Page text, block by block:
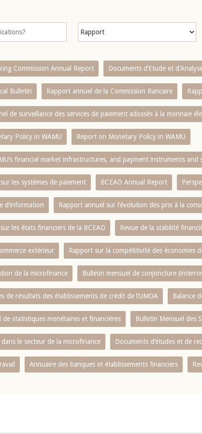
Commission Annual Report Documents d’Etude et
Bulletin Rapport annuel de la Commission Bancaire
de surveillance des services de paiement adossés à la monnaie
Policy in WAMU Report on Monetary Policy in WAMU
financial market infrastructures, and payment instruments and
les systèmes de paiement BCEAO Annual Report
d‘information Rapport annuel sur l‘évolution des prix à la
les états financiers de la BCEAO Revue de la stabilité
extérieur Rapport sur la compétitivité des économies
de la microfinance Bulletin mensuel de conjoncture
de résultats des établissements de crédit de l‘UMOA Balance
de statistiques monétaires et financières Bulletin Mensuel des
dans le secteur de la microfinance Documents d’études et de
Annuaire des banques et établissements financiers